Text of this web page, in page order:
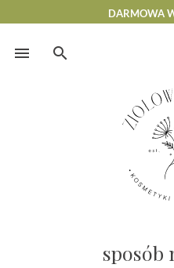
Skip
DARMOWA
sposób